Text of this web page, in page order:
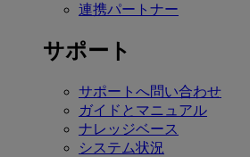
連携パートナー
サポート
サポートへ問い合わせ
ガイドとマニュアル
ナレッジベース
システム状況